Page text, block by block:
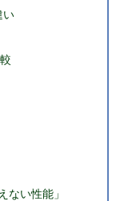
い
ない性能」